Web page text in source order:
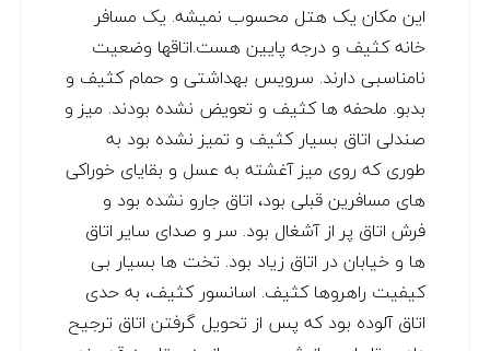
این مکان یک هتل محسوب نمیشه. یک مسافر
خانه کثیف و درجه پایین هست.اتاقها وضعیت
نامناسبی دارند. سرویس بهداشتی و حمام کثیف و
بدبو. ملحفه ها کثیف و تعویض نشده بودند. میز و
صندلی اتاق بسیار کثیف و تمیز نشده بود به
طوری که روی میز آغشته به عسل و بقایای خوراکی
های مسافرین قبلی بود، اتاق جارو نشده بود و
فرش اتاق پر از آشغال بود. سر و صدای سایر اتاق
ها و خیابان در اتاق زیاد بود. تخت ها بسیار بی
کیفیت راهروها کثیف. اسانسور کثیف، به حدی
اتاق آلوده بود که پس از تحویل گرفتن اتاق ترجیح